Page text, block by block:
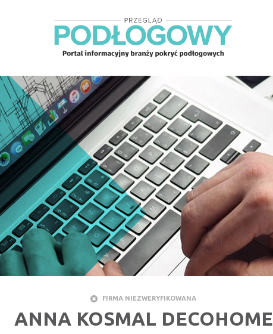
FIRMA NIEZWERYFIKOWANA
ANNA KOSMAL DECOHOME